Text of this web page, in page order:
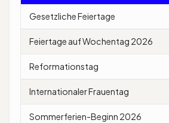
Gesetzliche Feiertage
Feiertage auf Wochentag 2026
Reformationstag
Internationaler Frauentag
Sommerferien-Beginn 2026